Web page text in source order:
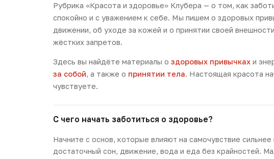
Рубрика «Красота и здоровье» Клубера — о том, как
спокойно и с уважением к себе. Мы пишем о здоровых
движении, об уходе за кожей и о принятии своей
жёстких запретов.
Здесь вы найдёте материалы о здоровых привычках и
за собой, а также о принятии тела. Настоящая красота
чувствуете.
С чего начать заботиться о здоровье?
Начните с основ, которые влияют на самочувствие сильнее
достаточный сон, движение, вода и еда без крайностей.